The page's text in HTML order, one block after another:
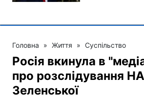
Головна » Життя » Суспільство
Росія вкинула в
про розслідування
Зеленської